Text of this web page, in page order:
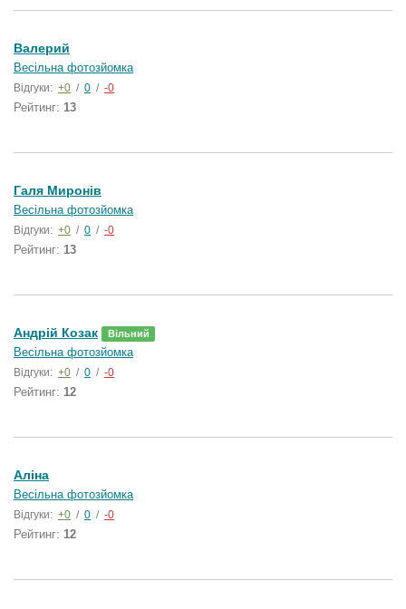
Валерий
Весільна фотозйомка
Відгуки: +0 / 0 / -0
Рейтинг: 13
Галя Миронів
Весільна фотозйомка
Відгуки: +0 / 0 / -0
Рейтинг: 13
Андрій Козак Вільний
Весільна фотозйомка
Відгуки: +0 / 0 / -0
Рейтинг: 12
Аліна
Весільна фотозйомка
Відгуки: +0 / 0 / -0
Рейтинг: 12